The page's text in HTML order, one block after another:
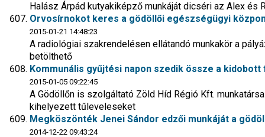
Halász Árpád kutyakiképző munkáját dicséri az Alex és
Orvosírnokot keres a gödöllői egészségügyi
2015-01-21 14:48:23
A radiológiai szakrendelésen ellátandó munkakör a
betölthető
Kommunális gyűjtési napon szedik össze a
2015-01-05 09:22:45
A Gödöllőn is szolgáltató Zöld Híd Régió Kft.
kihelyezett tűleveleseket
Megköszönték Jenei Sándor edzői munkáját a
2014-12-22 09:43:24